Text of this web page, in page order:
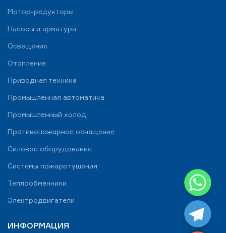
Мотор-редукторы
Насосы и арматура
Освещение
Отопление
Приводная техника
Промышленная автоматика
Промышленный холод
Противопожарное оснащение
Силовое оборудование
Системы пожаротушения
Теплообменники
Электродвигатели
ИНФОРМАЦИЯ
WhatsApp
Telegram